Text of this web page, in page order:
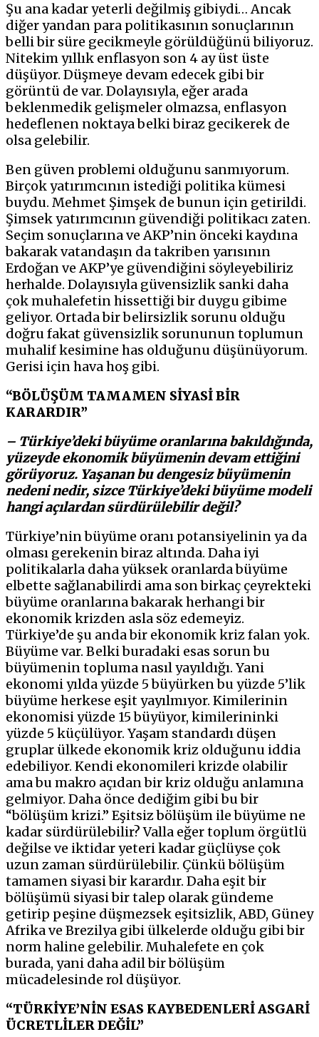
Şu ana kadar yeterli değilmiş gibiydi… Ancak
diğer yandan para politikasının sonuçlarının
belli bir süre gecikmeyle görüldüğünü biliyoruz.
Nitekim yıllık enflasyon son 4 ay üst üste
düşüyor. Düşmeye devam edecek gibi bir
görüntü de var. Dolayısıyla, eğer arada
beklenmedik gelişmeler olmazsa, enflasyon
hedeflenen noktaya belki biraz gecikerek de
olsa gelebilir.
Ben güven problemi olduğunu sanmıyorum.
Birçok yatırımcının istediği politika kümesi
buydu. Mehmet Şimşek de bunun için getirildi.
Şimsek yatırımcının güvendiği politikacı zaten.
Seçim sonuçlarına ve AKP’nin önceki kaydına
bakarak vatandaşın da takriben yarısının
Erdoğan ve AKP’ye güvendiğini söyleyebiliriz
herhalde. Dolayısıyla güvensizlik sanki daha
çok muhalefetin hissettiği bir duygu gibime
geliyor. Ortada bir belirsizlik sorunu olduğu
doğru fakat güvensizlik sorununun toplumun
muhalif kesimine has olduğunu düşünüyorum.
Gerisi için hava hoş gibi.
“BÖLÜŞÜM TAMAMEN SİYASİ BİR
KARARDIR”
– Türkiye’deki büyüme oranlarına bakıldığında,
yüzeyde ekonomik büyümenin devam ettiğini
görüyoruz. Yaşanan bu dengesiz büyümenin
nedeni nedir, sizce Türkiye’deki büyüme modeli
hangi açılardan sürdürülebilir değil?
Türkiye’nin büyüme oranı potansiyelinin ya da
olması gerekenin biraz altında. Daha iyi
politikalarla daha yüksek oranlarda büyüme
elbette sağlanabilirdi ama son birkaç çeyrekteki
büyüme oranlarına bakarak herhangi bir
ekonomik krizden asla söz edemeyiz.
Türkiye’de şu anda bir ekonomik kriz falan yok.
Büyüme var. Belki buradaki esas sorun bu
büyümenin topluma nasıl yayıldığı. Yani
ekonomi yılda yüzde 5 büyürken bu yüzde 5’lik
büyüme herkese eşit yayılmıyor. Kimilerinin
ekonomisi yüzde 15 büyüyor, kimilerininki
yüzde 5 küçülüyor. Yaşam standardı düşen
gruplar ülkede ekonomik kriz olduğunu iddia
edebiliyor. Kendi ekonomileri krizde olabilir
ama bu makro açıdan bir kriz olduğu anlamına
gelmiyor. Daha önce dediğim gibi bu bir
“bölüşüm krizi.” Eşitsiz bölüşüm ile büyüme ne
kadar sürdürülebilir? Valla eğer toplum örgütlü
değilse ve iktidar yeteri kadar güçlüyse çok
uzun zaman sürdürülebilir. Çünkü bölüşüm
tamamen siyasi bir karardır. Daha eşit bir
bölüşümü siyasi bir talep olarak gündeme
getirip peşine düşmezsek eşitsizlik, ABD, Güney
Afrika ve Brezilya gibi ülkelerde olduğu gibi bir
norm haline gelebilir. Muhalefete en çok
burada, yani daha adil bir bölüşüm
mücadelesinde rol düşüyor.
“TÜRKİYE’NİN ESAS KAYBEDENLERİ ASGARİ
ÜCRETLİLER DEĞİL”